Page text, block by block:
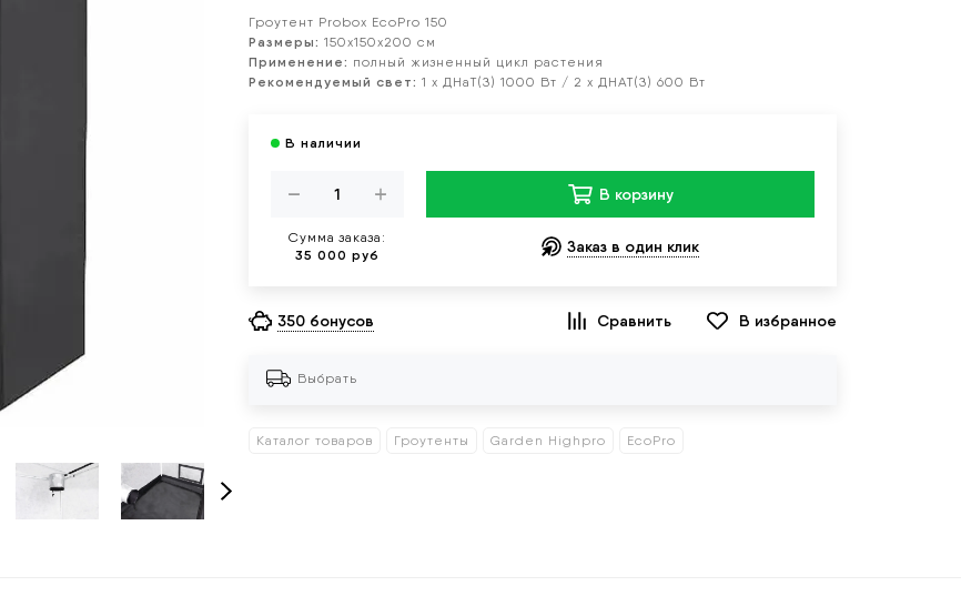
Гроутент Probox EcoPro 150
Размеры: 150х150х200 см
Применение: полный жизненный цикл растения
Рекомендуемый свет: 1 х ДНаТ(З) 1000 Вт / 2 х ДНАТ(З) 600 Вт
Сумма заказа:
35 000 руб
В корзину
Заказ в один клик
350 бонусов В избранное
Выбрать
Каталог товаров Гроутенты Garden Highpro EcoPro